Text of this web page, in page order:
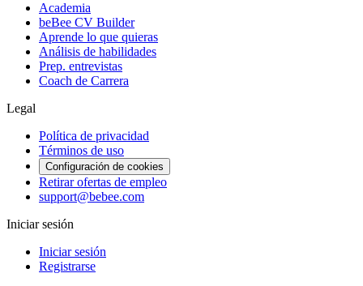
Academia
beBee CV Builder
Aprende lo que quieras
Análisis de habilidades
Prep. entrevistas
Coach de Carrera
Legal
Política de privacidad
Términos de uso
Configuración de cookies
Retirar ofertas de empleo
support@bebee.com
Iniciar sesión
Iniciar sesión
Registrarse